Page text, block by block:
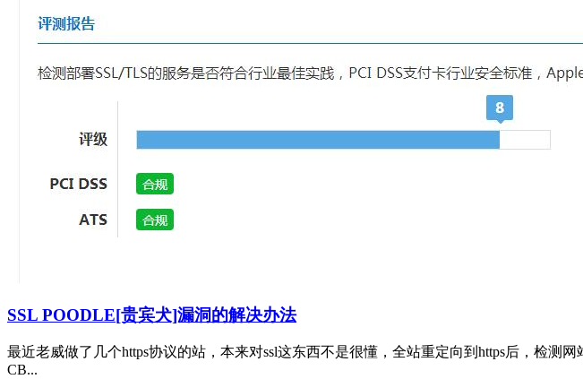
SSL POODLE[贵宾犬]漏洞的解决办法
最近老威做了几个https协议的站，本来对ssl这东西不是很懂，全站重定向到https后，检测
CB...